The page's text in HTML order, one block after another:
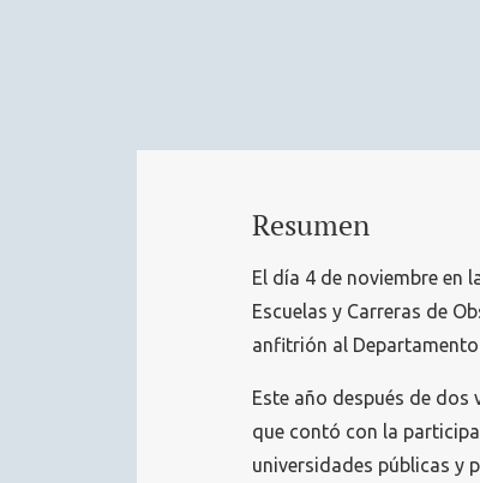
Resumen
El día 4 de noviembre en
Escuelas y Carreras de
anfitrión al
Este año después de
que contó con la
universidades públicas y